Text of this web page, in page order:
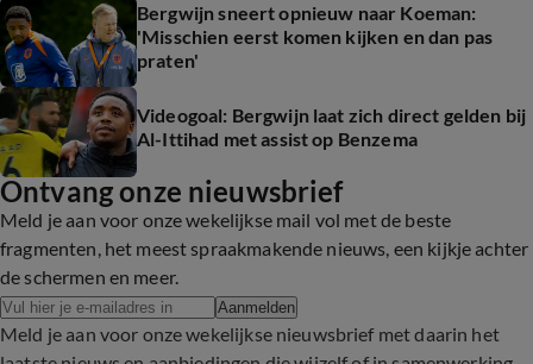
Bergwijn sneert opnieuw naar Koeman:
'Misschien eerst komen kijken en dan pas
praten'
Videogoal: Bergwijn laat zich direct gelden bij
Al-Ittihad met assist op Benzema
Ontvang onze nieuwsbrief
Meld je aan voor onze wekelijkse mail vol met de beste
fragmenten, het meest spraakmakende nieuws, een kijkje achter
de schermen en meer.
Aanmelden
Meld je aan voor onze wekelijkse nieuwsbrief met daarin het